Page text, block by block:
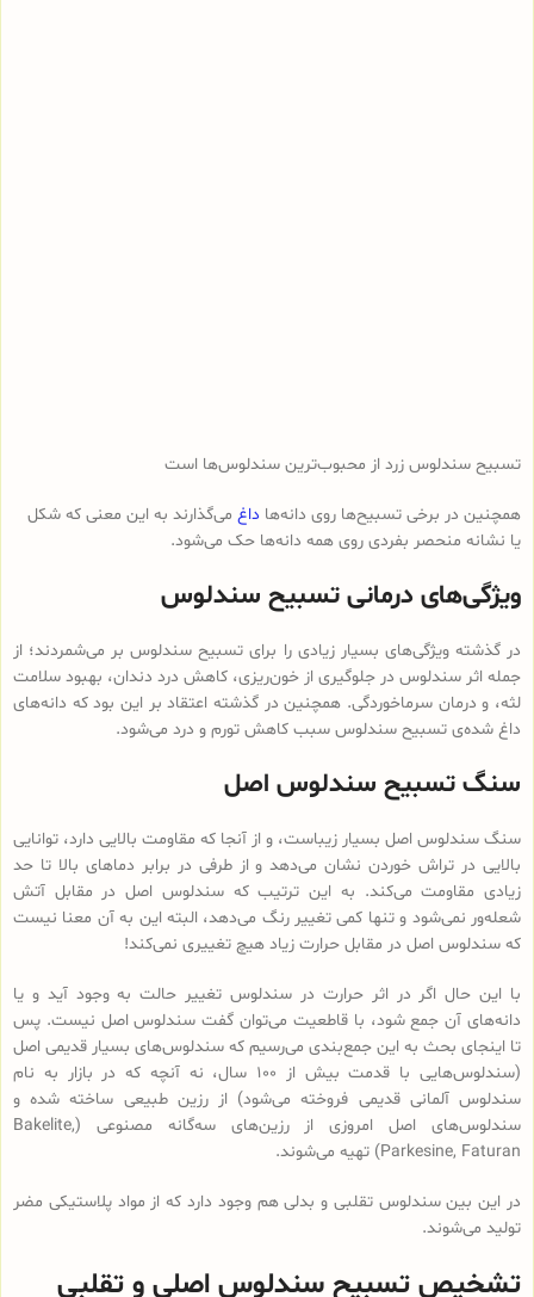
تسبیح سندلوس زرد از محبوب‌ترین سندلوس‌ها است
همچنین در برخی تسبیح‌ها روی دانه‌ها داغ می‌گذارند به این معنی که شکل
یا نشانه منحصر بفردی روی همه دانه‌ها حک می‌شود.
ویژگی‌های درمانی تسبیح سندلوس
در گذشته ویژگی‌های بسیار زیادی را برای تسبیح سندلوس بر می‌شمردند؛ از
جمله اثر سندلوس در جلوگیری از خون‌ریزی، کاهش درد دندان، بهبود سلامت
لثه، و درمان سرماخوردگی. همچنین در گذشته اعتقاد بر این بود که دانه‌های
داغ شده‌ی تسبیح سندلوس سبب کاهش تورم و درد می‌شود.
سنگ تسبیح سندلوس اصل
سنگ سندلوس اصل بسیار زیباست، و از آنجا که مقاومت بالایی دارد، توانایی
بالایی در تراش خوردن نشان می‌دهد و از طرفی در برابر دماهای بالا تا حد
زیادی مقاومت می‌کند. به این ترتیب که سندلوس اصل در مقابل آتش
شعله‌ور نمی‌شود و تنها کمی تغییر رنگ می‌دهد، البته این به آن معنا نیست
که سندلوس اصل در مقابل حرارت زیاد هیچ تغییری نمی‌کند!
با این حال اگر در اثر حرارت در سندلوس تغییر حالت به وجود آید و یا
دانه‌های آن جمع شود، با قاطعیت می‌توان گفت سندلوس اصل نیست. پس
تا اینجای بحث به این جمع‌بندی می‌رسیم که سندلوس‌های بسیار قدیمی اصل
(سندلوس‌هایی با قدمت بیش از 100 سال، نه آنچه که در بازار به نام
سندلوس آلمانی قدیمی فروخته می‌شود) از رزین طبیعی ساخته شده و
سندلوس‌‌های اصل امروزی از رزین‌های سه‌گانه مصنوعی (Bakelite,
Parkesine, Faturan) تهیه می‌شوند.
در این بین سندلوس تقلبی و بدلی هم وجود دارد که از مواد پلاستیکی مضر
تولید می‌شوند.
تشخیص تسبیح سندلوس اصلی و تقلبی